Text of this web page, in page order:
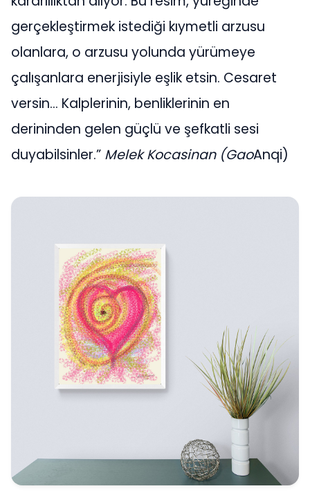
gerçekleştirmek istediği kıymetli arzusu
olanlara, o arzusu yolunda yürümeye
çalışanlara enerjisiyle eşlik etsin. Cesaret
versin... Kalplerinin, benliklerinin en
derininden gelen güçlü ve şefkatli sesi
duyabilsinler.” Melek Kocasinan (GaoAnqi)